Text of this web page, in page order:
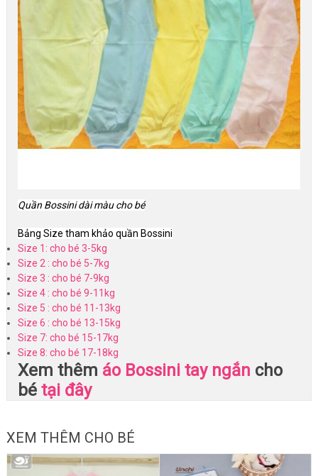
Quần Bossini dài màu cho bé
Bảng Size tham khảo quần Bossini
Size 1: cho bé 3-5kg
Size 2 : cho bé 5-7kg
Size 3 : cho bé 7-9kg
Size 4 : cho bé 9-11kg
Size 5 : cho bé 11-13kg
Size 6 : cho bé 13-15kg
Size 7: cho bé 15-17kg
Size 8: cho bé 17-18kg
Xem thêm áo Bossini tay ngắn cho
bé tại đây
XEM THÊM CHO BÉ